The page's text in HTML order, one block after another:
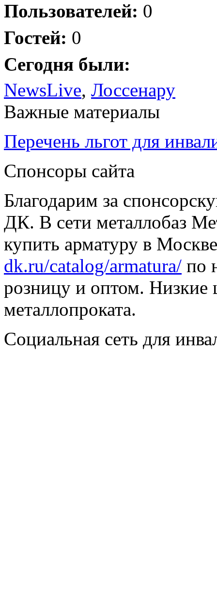
Пользователей: 0
Гостей: 0
Сегодня были:
NewsLive, Лоссенару
Важные материалы
Перечень льгот для
Спонсоры сайта
Благодарим за
ДК. В сети металлобаз
купить арматуру в
dk.ru/catalog/armatura/ по
розницу и оптом. Низкие
металлопроката.
Социальная сеть для